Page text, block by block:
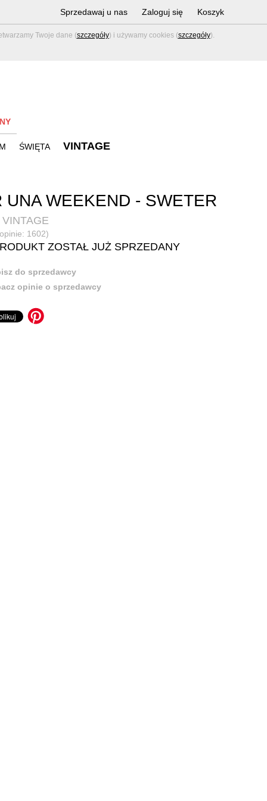
Twoje dane (szczegóły) i używamy cookies (szczegóły).
Sprzedawaj u nas Zaloguj się Koszyk
ŚWIĘTA VINTAGE
UNA WEEKEND - SWETER
1602)
ZOSTAŁ JUŻ SPRZEDANY
do sprzedawcy
opinie o sprzedawcy